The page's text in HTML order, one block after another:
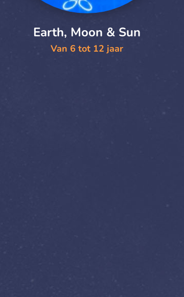
Earth, Moon & Sun
Van 6 tot 12 jaar